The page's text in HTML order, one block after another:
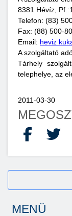
8381 Hévíz,
Telefon: (83)
Fax: (88) 500-
Email: heviz
A szolgáltató
Tárhely
telephelye, az
2011-03-30
X
MENÜ